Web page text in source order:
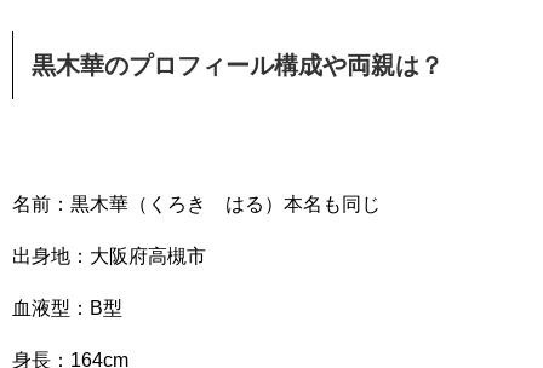
黒木華のプロフィール構成や両親は？
名前：黒木華（くろき はる）本名も同じ
出身地：大阪府高槻市
血液型：B型
身長：164cm